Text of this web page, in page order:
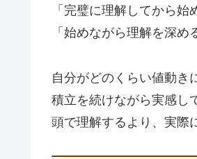
「完璧に理解してから始
「始めながら理解を深
自分がどのくらい値動き
積立を続けながら実感し
頭で理解するより、実際